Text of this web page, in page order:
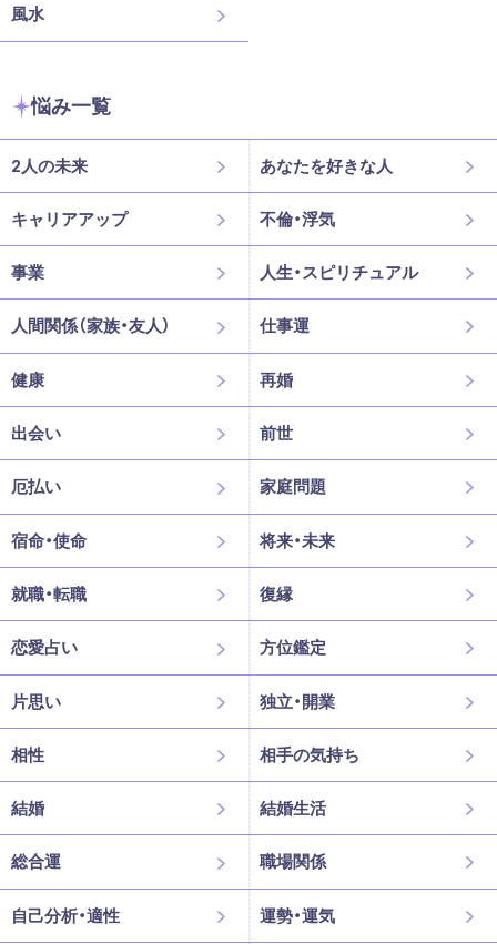
風水
悩み一覧
2人の未来 あなたを好きな人
キャリアアップ 不倫・浮気
事業 人生・スピリチュアル
人間関係（家族・友人） 仕事運
健康 再婚
出会い 前世
厄払い 家庭問題
宿命・使命 将来・未来
就職・転職 復縁
恋愛占い 方位鑑定
片思い 独立・開業
相性 相手の気持ち
結婚 結婚生活
総合運 職場関係
自己分析・適性 運勢・運気